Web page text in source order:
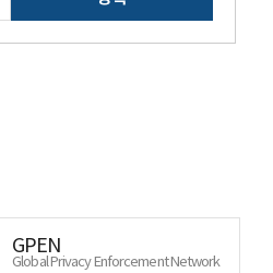
GPEN
Global Privacy Enforcement Network